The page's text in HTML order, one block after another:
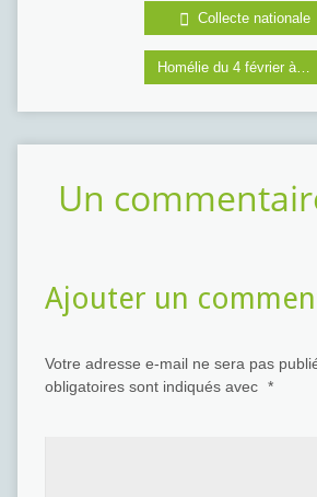
Collecte nationale
Homélie du 4 février à…
Un
Ajouter un
Votre adresse e-mail ne sera pas
obligatoires sont indiqués avec *